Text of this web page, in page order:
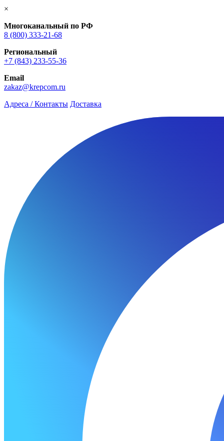
×
Многоканальный по РФ
8 (800) 333‑21-68
Региональный
+7 (843) 233-55-36
Email
zakaz@krepcom.ru
Адреса / Контакты Доставка